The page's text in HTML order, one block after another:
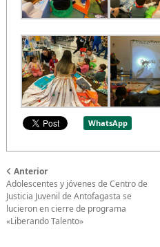
WhatsApp
Anterior
Adolescentes y jóvenes de Centro de
Justicia Juvenil de Antofagasta se
lucieron en cierre de programa
«Liberando Talento»